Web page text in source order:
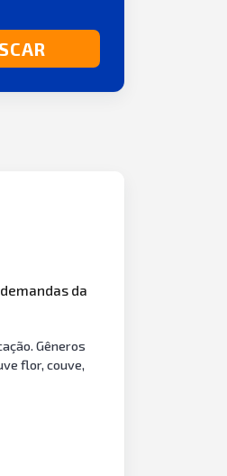
da
Gêneros
flor, couve,